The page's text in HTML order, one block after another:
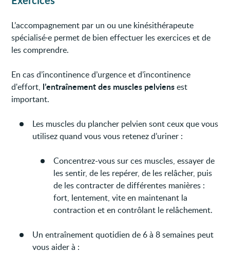
L’accompagnement par un ou une kinésithérapeute
spécialisé·e permet de bien effectuer les exercices et de
les comprendre.
En cas d’incontinence d’urgence et d’incontinence
d'effort, l’entraînement des muscles pelviensest
important.
Les muscles du plancher pelvien sont ceux que vous
utilisez quand vous vous retenez d’uriner :
Concentrez-vous sur ces muscles, essayer de
les sentir, de les repérer, de les relâcher, puis
de les contracter de différentes manières :
fort, lentement, vite en maintenant la
contraction et en contrôlant le relâchement.
Un entraînement quotidien de 6 à 8 semaines peut
vous aider à :